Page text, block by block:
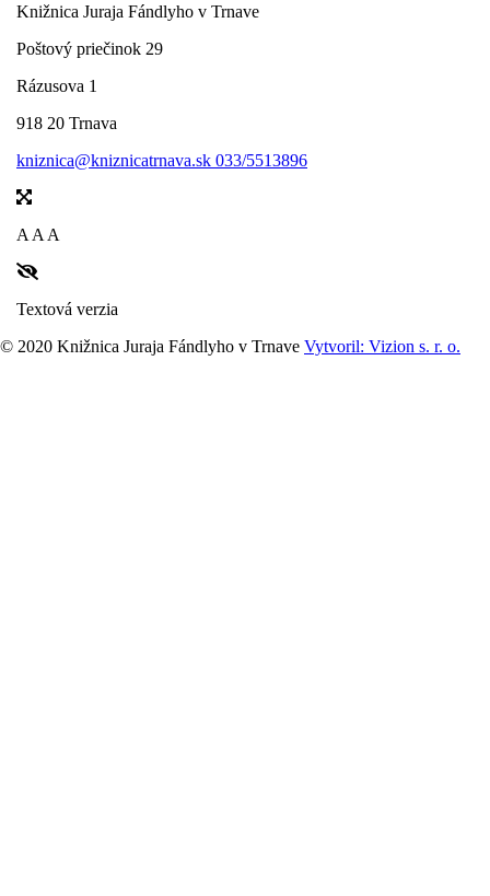
Knižnica Juraja Fándlyho v Trnave
Poštový priečinok 29
Rázusova 1
918 20 Trnava
kniznica@kniznicatrnava.sk 033/5513896
A A A
Textová verzia
© 2020 Knižnica Juraja Fándlyho v Trnave Vytvoril: Vizion s. r. o.